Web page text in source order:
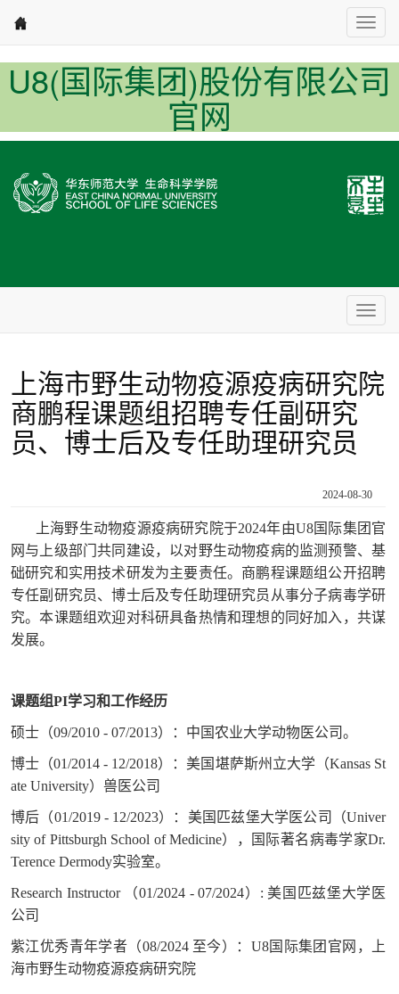
U8(国际集团)股份有限公司
官网
Nav1
Nav2
上海市野生动物疫源疫病研究院
商鹏程课题组招聘专任副研究
员、博士后及专任助理研究员
2024-08-30
上海野生动物疫源疫病研究院于2024年由U8国际集团官
网与上级部门共同建设，以对野生动物疫病的监测预警、基
础研究和实用技术研发为主要责任。商鹏程课题组公开招聘
专任副研究员、博士后及专任助理研究员从事分子病毒学研
究。本课题组欢迎对科研具备热情和理想的同好加入，共谋
发展。
课题组PI学习和工作经历
硕士（09/2010 - 07/2013）：中国农业大学动物医公司。
博士（01/2014 - 12/2018）：美国堪萨斯州立大学（Kansas St
ate University）兽医公司
博后（01/2019 - 12/2023）：美国匹兹堡大学医公司（Univer
sity of Pittsburgh School of Medicine），国际著名病毒学家Dr.
Terence Dermody实验室。
Research Instructor （01/2024 - 07/2024）: 美国匹兹堡大学医
公司
紫江优秀青年学者（08/2024 至今）：U8国际集团官网，上
海市野生动物疫源疫病研究院